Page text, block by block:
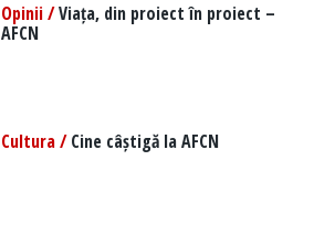
Opinii /Viața, din proiect în proiect –
AFCN
Cultura /Cine câștigă la AFCN